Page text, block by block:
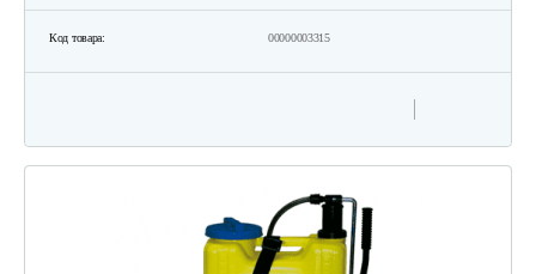
Код товара: 00000003315